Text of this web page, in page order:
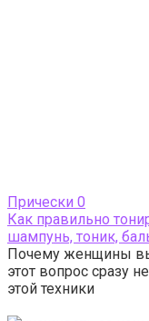
Прически 0
Как правильно
шампунь, тоник,
Почему женщины
этот вопрос сразу
этой техники